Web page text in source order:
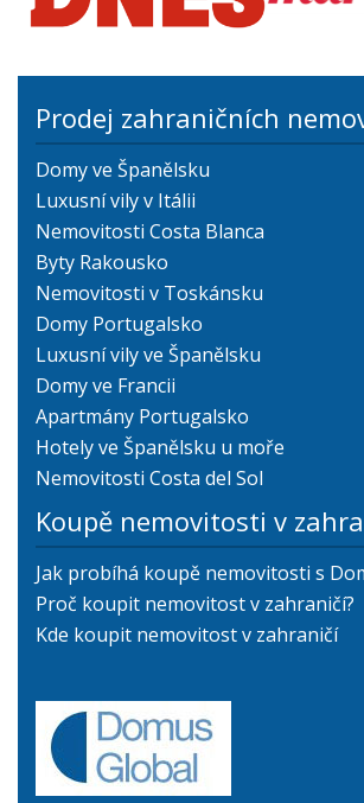
Prodej zahraničních
Domy ve Španělsku
Luxusní vily v Itálii
Nemovitosti Costa Blanca
Byty Rakousko
Nemovitosti v Toskánsku
Domy Portugalsko
Luxusní vily ve Španělsku
Domy ve Francii
Apartmány Portugalsko
Hotely ve Španělsku u moře
Nemovitosti Costa del Sol
Koupě nemovitosti v
Jak probíhá koupě nemovitosti s
Proč koupit nemovitost v zahraničí?
Kde koupit nemovitost v zahraničí